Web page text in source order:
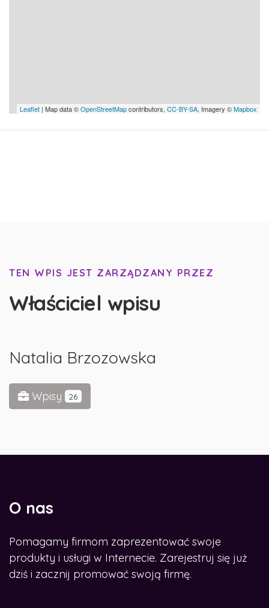
Leaflet | Map data ©OpenStreetMapcontributors, CC-BY-SA, Imagery ©Mapbox
TEN WPIS JEST ZARZĄDZANY PRZEZ
Właściciel wpisu
Natalia Brzozowska
Wpisy 26
O nas
Pomagamy firmom zaprezentować swoje
produkty i usługi w Internecie. Zarejestruj się już
dziś i zacznij promować swoją firmę.